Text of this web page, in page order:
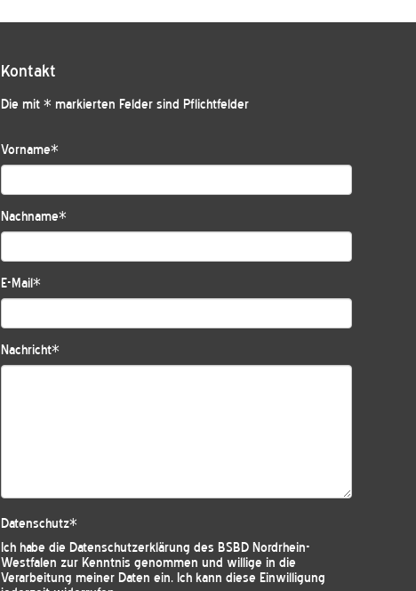
Kontakt
Die mit * markierten Felder sind Pflichtfelder
Vorname*
Nachname*
E-Mail*
Nachricht*
Datenschutz*
Ich habe die Datenschutzerklärung des BSBD Nordrhein-
Westfalen zur Kenntnis genommen und willige in die
Verarbeitung meiner Daten ein. Ich kann diese Einwilligung